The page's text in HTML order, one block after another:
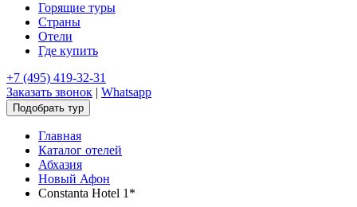
Горящие туры
Страны
Отели
Где купить
+7 (495) 419-32-31
Заказать звонок | Whatsapp
Подобрать тур
Главная
Каталог отелей
Абхазия
Новый Афон
Constanta Hotel 1*